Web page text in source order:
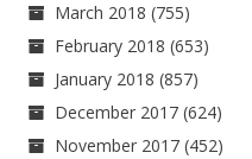
March 2018 (755)
February 2018 (653)
January 2018 (857)
December 2017 (624)
November 2017 (452)